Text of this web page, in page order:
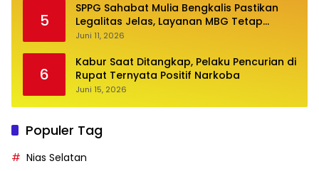
5
SPPG Sahabat Mulia Bengkalis Pastikan
Legalitas Jelas, Layanan MBG Tetap
Optimal
Juni 11, 2026
6
Kabur Saat Ditangkap, Pelaku Pencurian di
Rupat Ternyata Positif Narkoba
Juni 15, 2026
Populer Tag
Nias Selatan